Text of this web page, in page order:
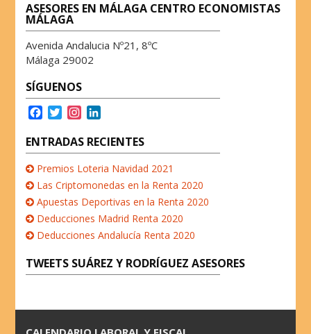
ASESORES EN MÁLAGA CENTRO ECONOMISTAS
MÁLAGA
Avenida Andalucia Nº21, 8ºC
Málaga 29002
SÍGUENOS
c
e
b
o
k
T
i
t
t
e
r
s
t
a
g
r
a
m
n
k
e
d
n
ENTRADAS RECIENTES
Premios Loteria Navidad 2021
Las Criptomonedas en la Renta 2020
Apuestas Deportivas en la Renta 2020
Deducciones Madrid Renta 2020
Deducciones Andalucía Renta 2020
TWEETS SUÁREZ Y RODRÍGUEZ ASESORES